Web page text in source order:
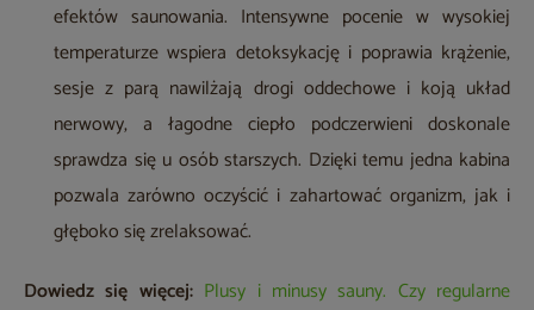
efektów saunowania. Intensywne pocenie w wysokiej
temperaturze wspiera detoksykację i poprawia krążenie,
sesje z parą nawilżają drogi oddechowe i koją układ
nerwowy, a łagodne ciepło podczerwieni doskonale
sprawdza się u osób starszych. Dzięki temu jedna kabina
pozwala zarówno oczyścić i zahartować organizm, jak i
głęboko się zrelaksować.
Dowiedz się więcej: Plusy i minusy sauny. Czy regularne